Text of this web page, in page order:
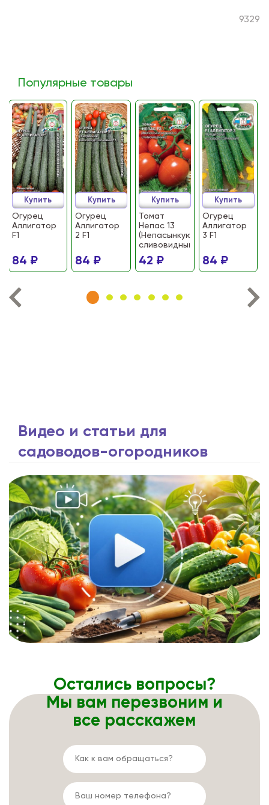
9329
Популярные товары
Огурец
Аллигатор
F1
84 ₽
Купить
Огурец
Аллигатор
2 F1
84 ₽
Купить
Томат
Непас 13
(Непасынкующийся
сливовидный)
42 ₽
Купить
Огурец
Аллигатор
3 F1
84 ₽
Купить
Видео и статьи для
садоводов-огородников
Остались вопросы?
Мы вам перезвоним и
все расскажем